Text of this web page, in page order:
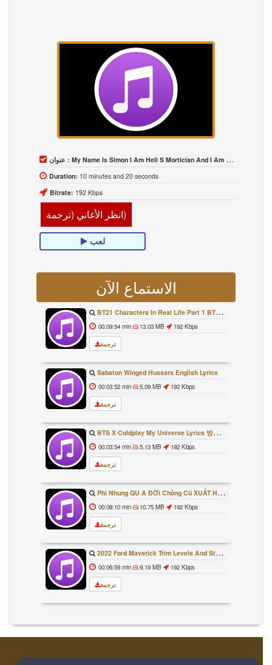
عنوان : My Name Is Simon I Am Hell S Mortician And I Am Going To Kill God Creepypasta
Duration: 10 minutes and 20 seconds
Bitrate: 192 Kbps
انظر الأغاني (ترجمة)
لعب
الاستماع الآن
BT21 Characters In Real Life Part 1 BTS AND BT21 방탄소년단 BT21 BT21아가들은 아빠조아 따라쟁이들 BTS Vs BT21
00:09:54 min 13.03 MB 192 Kbps
ترجمة
Sabaton Winged Hussars English Lyrics
00:03:52 min 5.09 MB 192 Kbps
ترجمة
BTS X Coldplay My Universe Lyrics 방탄소년단 콜드플레이 My Universe 가사 Color Coded Lyrics Han Rom Eng
00:03:54 min 5.13 MB 192 Kbps
ترجمة
Phi Nhung QU A ĐỜI Chồng Cũ XUẤT HIỆN Khóc Hối Hận Vì Làm Điều KHỦNG KHIẾP Với Cô
00:08:10 min 10.75 MB 192 Kbps
ترجمة
2022 Ford Maverick Trim Levels And Standard Features Explained
00:06:59 min 9.19 MB 192 Kbps
ترجمة